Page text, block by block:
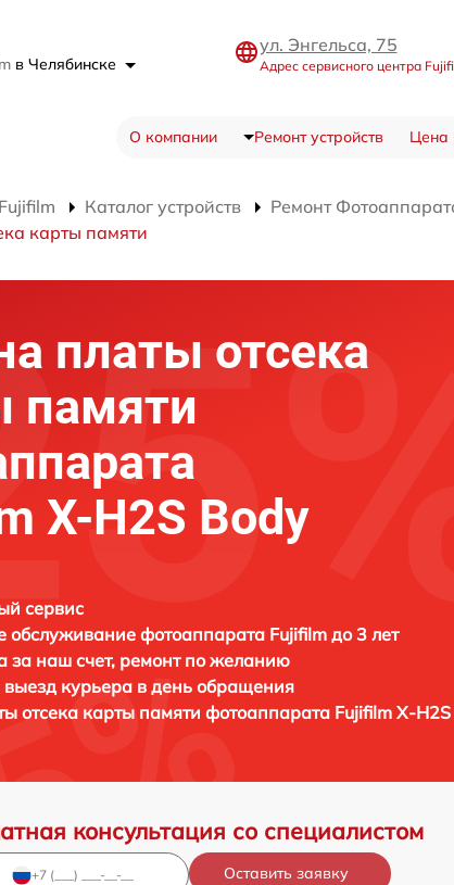
в Челябинске
ул. Энгельса, 75
Адрес сервисного центра
О компании Ремонт устройств Цена
Каталог устройств Ремонт
карты памяти
платы отсека
памяти
X-H2S Body
сервис
обслуживание фотоаппарата Fujifilm до 3 лет
за наш счет, ремонт по желанию
курьера в день обращения
отсека карты памяти фотоаппарата Fujifilm X-
консультация со специалистом
Оставить заявку